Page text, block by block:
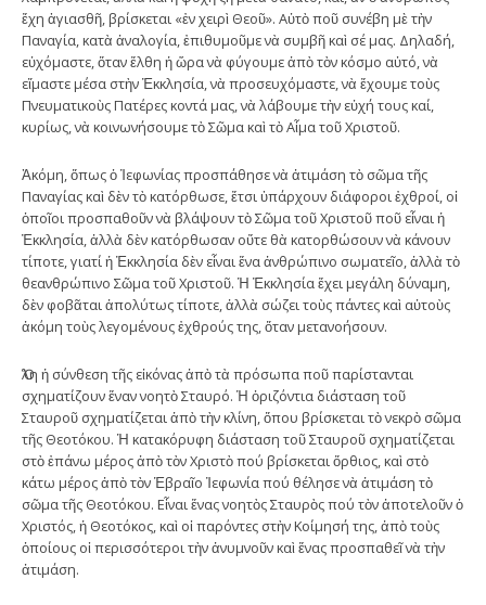
ἔχη ἁγιασθῆ, βρίσκεται «ἐν χειρὶ Θεοῦ». Αὐτὸ ποῦ συνέβη μὲ τὴν
Παναγία, κατὰ ἀναλογία, ἐπιθυμοῦμε νὰ συμβῆ καὶ σέ μας. Δηλαδή,
εὐχόμαστε, ὅταν ἔλθη ἡ ὥρα νὰ φύγουμε ἀπὸ τὸν κόσμο αὐτό, νὰ
εἴμαστε μέσα στὴν Ἐκκλησία, νὰ προσευχόμαστε, νὰ ἔχουμε τοὺς
Πνευματικοὺς Πατέρες κοντά μας, νὰ λάβουμε τὴν εὐχή τους καί,
κυρίως, νὰ κοινωνήσουμε τὸ Σῶμα καὶ τὸ Αἷμα τοῦ Χριστοῦ.
Ἀκόμη, ὅπως ὁ Ἰεφωνίας προσπάθησε νὰ ἀτιμάση τὸ σῶμα τῆς
Παναγίας καὶ δὲν τὸ κατόρθωσε, ἔτσι ὑπάρχουν διάφοροι ἐχθροί, οἱ
ὁποῖοι προσπαθοῦν νὰ βλάψουν τὸ Σῶμα τοῦ Χριστοῦ ποῦ εἶναι ἡ
Ἐκκλησία, ἀλλὰ δὲν κατόρθωσαν οὔτε θὰ κατορθώσουν νὰ κάνουν
τίποτε, γιατί ἡ Ἐκκλησία δὲν εἶναι ἕνα ἀνθρώπινο σωματεῖο, ἀλλὰ τὸ
θεανθρώπινο Σῶμα τοῦ Χριστοῦ. Ἡ Ἐκκλησία ἔχει μεγάλη δύναμη,
δὲν φοβᾶται ἀπολύτως τίποτε, ἀλλὰ σώζει τοὺς πάντες καὶ αὐτοὺς
ἀκόμη τοὺς λεγομένους ἐχθρούς της, ὅταν μετανοήσουν.
Ὅλη ἡ σύνθεση τῆς εἰκόνας ἀπὸ τὰ πρόσωπα ποῦ παρίστανται
σχηματίζουν ἕναν νοητὸ Σταυρό. Ἡ ὁριζόντια διάσταση τοῦ
Σταυροῦ σχηματίζεται ἀπὸ τὴν κλίνη, ὅπου βρίσκεται τὸ νεκρὸ σῶμα
τῆς Θεοτόκου. Ἡ κατακόρυφη διάσταση τοῦ Σταυροῦ σχηματίζεται
στὸ ἐπάνω μέρος ἀπὸ τὸν Χριστὸ πού βρίσκεται ὄρθιος, καὶ στὸ
κάτω μέρος ἀπὸ τὸν Ἑβραῖο Ἰεφωνία πού θέλησε νὰ ἀτιμάση τὸ
σῶμα τῆς Θεοτόκου. Εἶναι ἕνας νοητὸς Σταυρὸς πού τὸν ἀποτελοῦν ὁ
Χριστός, ἡ Θεοτόκος, καὶ οἱ παρόντες στὴν Κοίμησή της, ἀπὸ τοὺς
ὁποίους οἱ περισσότεροι τὴν ἀνυμνοῦν καὶ ἕνας προσπαθεῖ νὰ τὴν
ἀτιμάση.